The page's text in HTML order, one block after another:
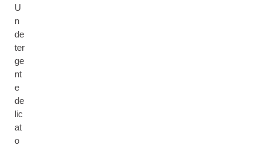
U
n
de
ter
ge
nt
e
de
lic
at
o